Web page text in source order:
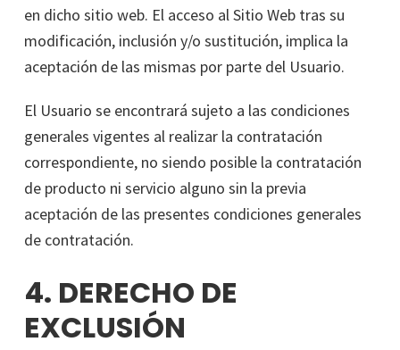
en dicho sitio web. El acceso al Sitio Web tras su
modificación, inclusión y/o sustitución, implica la
aceptación de las mismas por parte del Usuario.
El Usuario se encontrará sujeto a las condiciones
generales vigentes al realizar la contratación
correspondiente, no siendo posible la contratación
de producto ni servicio alguno sin la previa
aceptación de las presentes condiciones generales
de contratación.
4. DERECHO DE
EXCLUSIÓN